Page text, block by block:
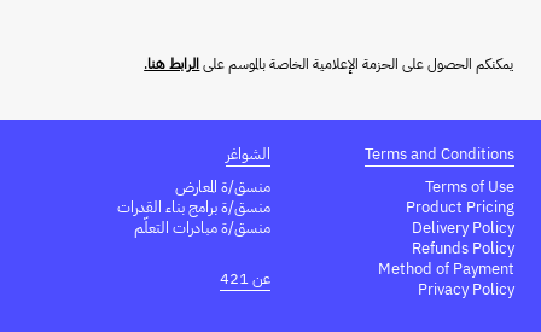
يمكنكم الحصول على الحزمة الإعلامية الخاصة بالموسم علىالرابط هنا.
Terms and Conditions
Terms of Use
Product Pricing
Delivery Policy
Refunds Policy
Method of Payment
Privacy Policy
الشواغر
منسق/ة المعارض
منسق/ة برامج بناء القدرات
منسق/ة مبادرات التعلّم
عن 421